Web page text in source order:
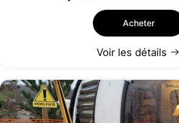
Acheter
Voir les détails